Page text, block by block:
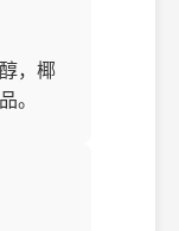
，椰
。